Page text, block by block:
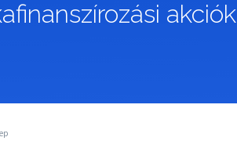
akciók